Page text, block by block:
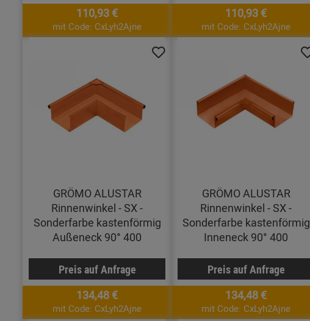
110,93 €
mit Code: CxLyh2Ajne
110,93 €
mit Code: CxLyh2Ajne
GRÖMO ALUSTAR
Rinnenwinkel - SX -
Sonderfarbe kastenförmig
Außeneck 90° 400
Preis auf Anfrage
134,48 €
mit Code: CxLyh2Ajne
GRÖMO ALUSTAR
Rinnenwinkel - SX -
Sonderfarbe kastenförmig
Inneneck 90° 400
Preis auf Anfrage
134,48 €
mit Code: CxLyh2Ajne